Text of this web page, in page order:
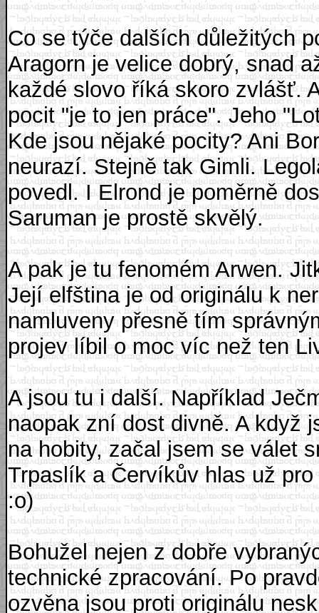
Co se týče dalších důležitých
Aragorn je velice dobrý, snad
každé slovo říká skoro zvlášť.
pocit "je to jen práce". Jeho
Kde jsou nějaké pocity? Ani
neurazí. Stejně tak Gimli.
povedl. I Elrond je poměrně
Saruman je prostě skvělý.
A pak je tu fenomém Arwen.
Její elfština je od originálu k
namluveny přesně tím
projev líbil o moc víc než ten
A jsou tu i další. Například
naopak zní dost divně. A když
na hobity, začal jsem se válet
Trpaslík a Červíkův hlas už
:o)
Bohužel nejen z dobře
technické zpracování. Po
ozvěna jsou proti originálu